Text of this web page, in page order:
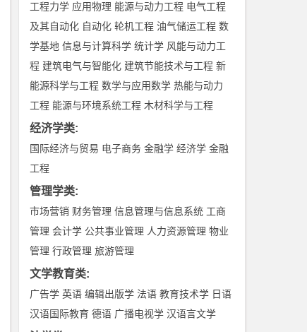
工程力学 应用物理 能源与动力工程 电气工程
及其自动化 自动化 轮机工程 油气储运工程 数
学基地 信息与计算科学 统计学 风能与动力工
程 建筑电气与智能化 建筑节能技术与工程 新
能源科学与工程 数学与应用数学 热能与动力
工程 能源与环境系统工程 木材科学与工程
经济学类:
国际经济与贸易 电子商务 金融学 经济学 金融
工程
管理学类:
市场营销 财务管理 信息管理与信息系统 工商
管理 会计学 公共事业管理 人力资源管理 物业
管理 行政管理 旅游管理
文学教育类:
广告学 英语 编辑出版学 法语 教育技术学 日语
汉语国际教育 德语 广播电视学 汉语言文学